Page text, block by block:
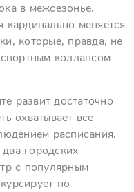
в межсезонье.
меняется
которые, правда, не
коллапсом
развит достаточно
охватывает все
расписания.
городских
с популярным
по